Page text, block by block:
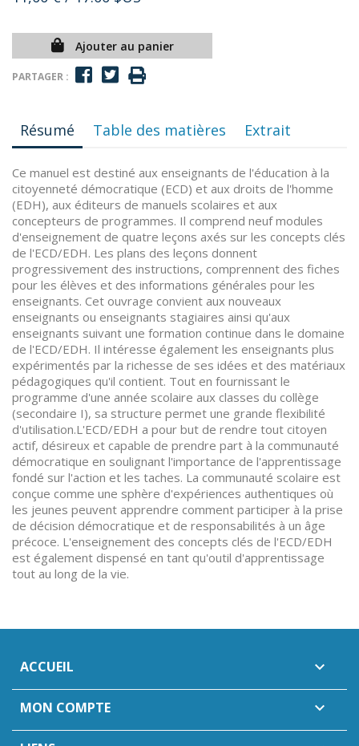
Ajouter au panier
PARTAGER :
Résumé Table des matières Extrait
Ce manuel est destiné aux enseignants de l'éducation à la
citoyenneté démocratique (ECD) et aux droits de l'homme
(EDH), aux éditeurs de manuels scolaires et aux
concepteurs de programmes. Il comprend neuf modules
d'enseignement de quatre leçons axés sur les concepts clés
de l'ECD/EDH. Les plans des leçons donnent
progressivement des instructions, comprennent des fiches
pour les élèves et des informations générales pour les
enseignants. Cet ouvrage convient aux nouveaux
enseignants ou enseignants stagiaires ainsi qu'aux
enseignants suivant une formation continue dans le domaine
de l'ECD/EDH. Il intéresse également les enseignants plus
expérimentés par la richesse de ses idées et des matériaux
pédagogiques qu'il contient. Tout en fournissant le
programme d'une année scolaire aux classes du collège
(secondaire I), sa structure permet une grande flexibilité
d'utilisation.L'ECD/EDH a pour but de rendre tout citoyen
actif, désireux et capable de prendre part à la communauté
démocratique en soulignant l'importance de l'apprentissage
fondé sur l'action et les taches. La communauté scolaire est
conçue comme une sphère d'expériences authentiques où
les jeunes peuvent apprendre comment participer à la prise
de décision démocratique et de responsabilités à un âge
précoce. L'enseignement des concepts clés de l'ECD/EDH
est également dispensé en tant qu'outil d'apprentissage
tout au long de la vie.
ACCUEIL 
MON COMPTE 